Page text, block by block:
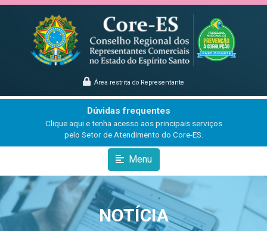
Área restrita do Representante
Dúvidas frequentes
Clique aqui e tenha acesso aos principais serviços
pelo Setor de Atendimento do Core-ES.
Menu
NOTÍCIA